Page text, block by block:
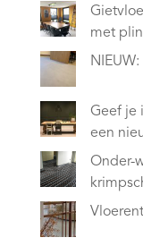
met
Geef je
een
Onder-